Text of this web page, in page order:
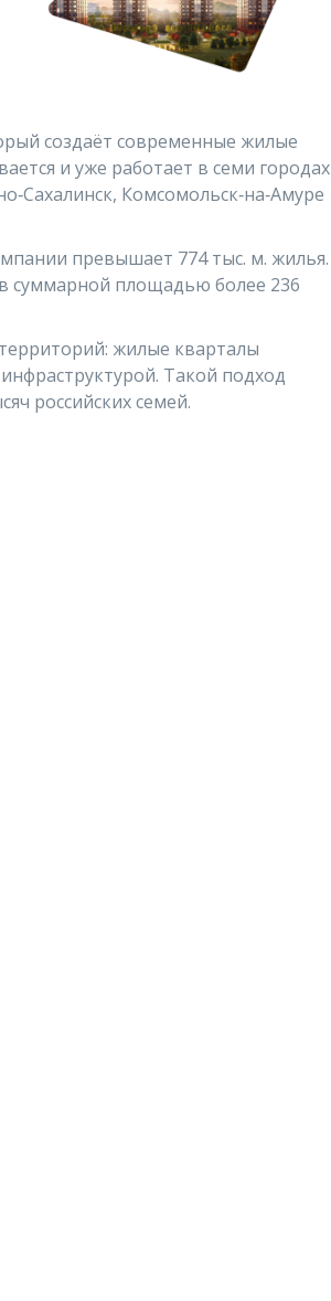
создаёт современные жилые
и уже работает в семи городах
Комсомольск‑на‑Амуре
превышает 774 тыс. м. жилья.
суммарной площадью более 236
жилые кварталы
Такой подход
российских семей.